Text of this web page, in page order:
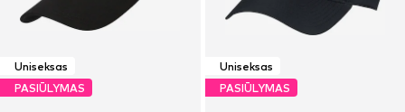
Uniseksas
PASIŪLYMAS
Uniseksas
PASIŪLYMAS